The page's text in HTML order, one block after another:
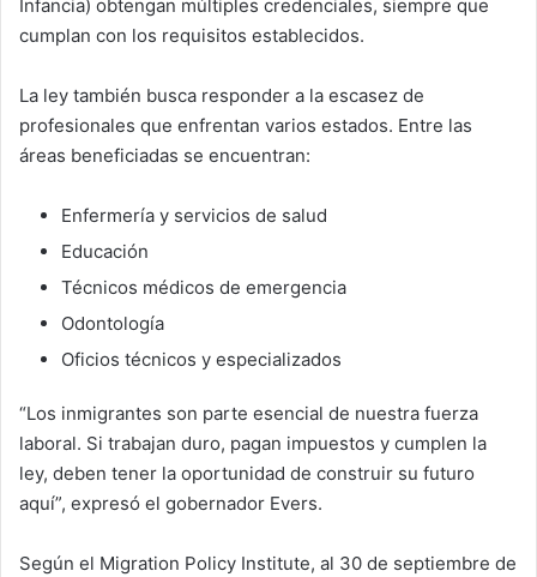
Infancia) obtengan múltiples credenciales, siempre que
cumplan con los requisitos establecidos.
La ley también busca responder a la escasez de
profesionales que enfrentan varios estados. Entre las
áreas beneficiadas se encuentran:
Enfermería y servicios de salud
Educación
Técnicos médicos de emergencia
Odontología
Oficios técnicos y especializados
“Los inmigrantes son parte esencial de nuestra fuerza
laboral. Si trabajan duro, pagan impuestos y cumplen la
ley, deben tener la oportunidad de construir su futuro
aquí”, expresó el gobernador Evers.
Según el Migration Policy Institute, al 30 de septiembre de